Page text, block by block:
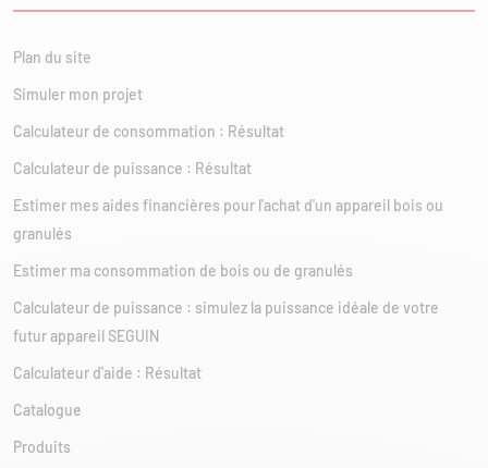
Plan du site
Simuler mon projet
Calculateur de consommation : Résultat
Calculateur de puissance : Résultat
Estimer mes aides financières pour l'achat d'un appareil bois ou
granulés
Estimer ma consommation de bois ou de granulés
Calculateur de puissance : simulez la puissance idéale de votre
futur appareil SEGUIN
Calculateur d'aide : Résultat
Catalogue
Produits